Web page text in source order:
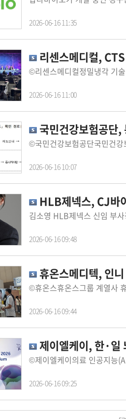
2026-06-16 11:35
리센스메디컬, CTS
2026-06-16 11:00
국민건강보험공단,
2026-06-16 10:07
HLB제넥스, CJ바
2026-06-16 09:48
휴온스메디텍, 인니
2026-06-16 09:44
제이엘케이, 한·일
2026-06-16 09:25